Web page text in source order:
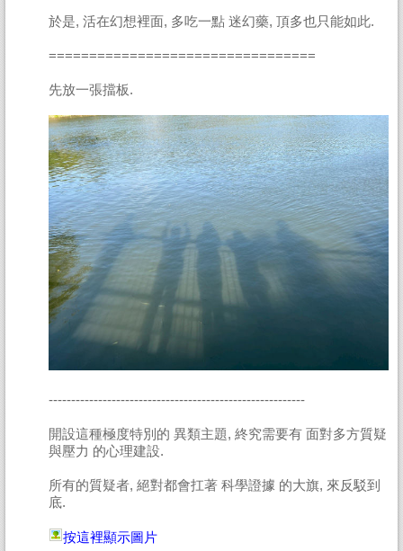
於是, 活在幻想裡面, 多吃一點 迷幻藥, 頂多也只能如此.
=================================
先放一張擋板.
---------------------------------------------------------
開設這種極度特別的 異類主題, 終究需要有 面對多方質疑
與壓力 的心理建設.
所有的質疑者, 絕對都會扛著 科學證據 的大旗, 來反駁到
底.
按這裡顯示圖片